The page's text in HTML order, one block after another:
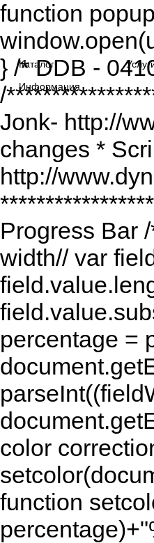
function
} /* DDB -
/
Jonk- http://
changes *
http://
Progress Bar
width// var
percentage =
color
function
Каталог
Информация